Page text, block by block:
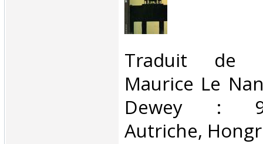
‎Traduit de
Maurice Le
Dewey :
Autriche,